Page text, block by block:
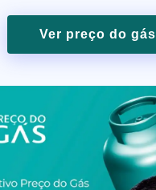
Ver preço do gás